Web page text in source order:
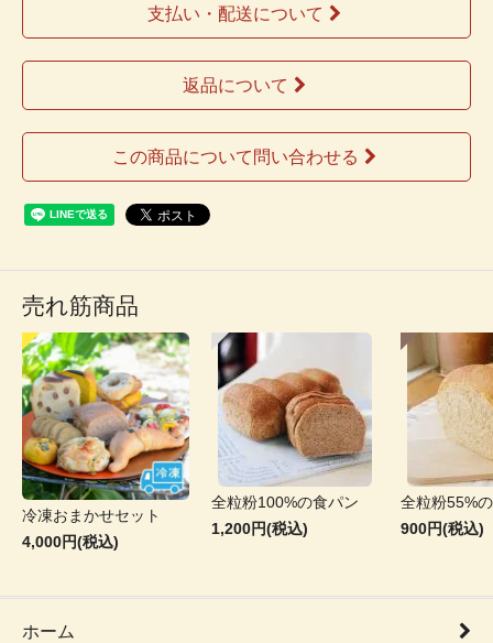
支払い・配送について
返品について
この商品について問い合わせる
売れ筋商品
冷凍おまかせセット
4,000円(税込)
全粒粉100%の食パン
1,200円(税込)
全粒粉55%
900円(税込)
ホーム